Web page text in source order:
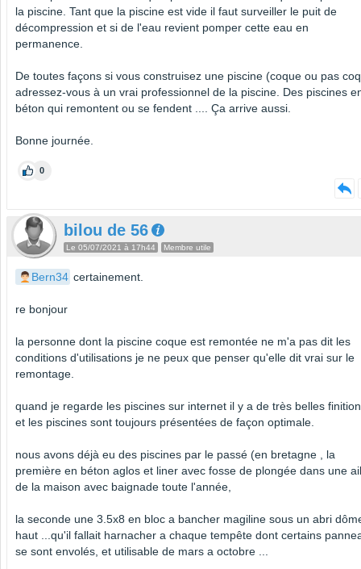
la piscine. Tant que la piscine est vide il faut surveiller le puit de
décompression et si de l'eau revient pomper cette eau en
permanence.
De toutes façons si vous construisez une piscine (coque ou pas
adressez-vous à un vrai professionnel de la piscine. Des piscines
béton qui remontent ou se fendent .... Ça arrive aussi.
Bonne journée.
0
bilou de 56
Le 05/07/2021 à 17h44 Membre utile
Bern34 certainement.
re bonjour
la personne dont la piscine coque est remontée ne m'a pas dit les
conditions d'utilisations je ne peux que penser qu'elle dit vrai sur le
remontage.
quand je regarde les piscines sur internet il y a de très belles
et les piscines sont toujours présentées de façon optimale.
nous avons déjà eu des piscines par le passé (en bretagne , la
première en béton aglos et liner avec fosse de plongée dans une
de la maison avec baignade toute l'année,
la seconde une 3.5x8 en bloc a bancher magiline sous un abri
haut ...qu'il fallait harnacher a chaque tempête dont certains
se sont envolés, et utilisable de mars a octobre ...